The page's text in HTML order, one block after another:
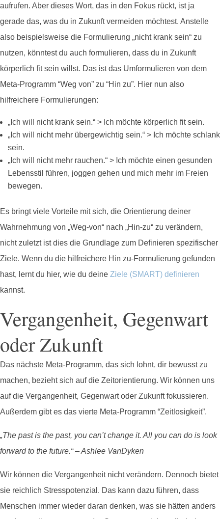
aufrufen. Aber dieses Wort, das in den Fokus rückt, ist ja
gerade das, was du in Zukunft vermeiden möchtest. Anstelle
also beispielsweise die Formulierung „nicht krank sein“ zu
nutzen, könntest du auch formulieren, dass du in Zukunft
körperlich fit sein willst. Das ist das Umformulieren von dem
Meta-Programm “Weg von” zu “Hin zu”. Hier nun also
hilfreichere Formulierungen:
„Ich will nicht krank sein.“ > Ich möchte körperlich fit sein.
„Ich will nicht mehr übergewichtig sein.“ > Ich möchte schlank
sein.
„Ich will nicht mehr rauchen.“ > Ich möchte einen gesunden
Lebensstil führen, joggen gehen und mich mehr im Freien
bewegen.
Es bringt viele Vorteile mit sich, die Orientierung deiner
Wahrnehmung von „Weg-von“ nach „Hin-zu“ zu verändern,
nicht zuletzt ist dies die Grundlage zum Definieren spezifischer
Ziele. Wenn du die hilfreichere Hin zu-Formulierung gefunden
hast, lernt du hier, wie du deine Ziele (SMART) definieren
kannst.
Vergangenheit, Gegenwart
oder Zukunft
Das nächste Meta-Programm, das sich lohnt, dir bewusst zu
machen, bezieht sich auf die Zeitorientierung. Wir können uns
auf die Vergangenheit, Gegenwart oder Zukunft fokussieren.
Außerdem gibt es das vierte Meta-Programm “Zeitlosigkeit”.
„The past is the past, you can’t change it. All you can do is look
forward to the future.“ – Ashlee VanDyken
Wir können die Vergangenheit nicht verändern. Dennoch bietet
sie reichlich Stresspotenzial. Das kann dazu führen, dass
Menschen immer wieder daran denken, was sie hätten anders